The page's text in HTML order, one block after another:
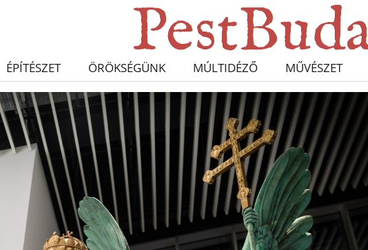
ÉPÍTÉSZET ÖRÖKSÉGÜNK MÚLTIDÉZŐ MŰVÉSZET